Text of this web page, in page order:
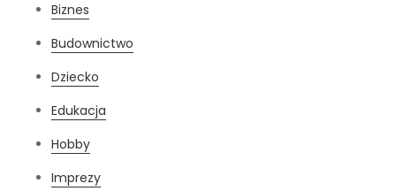
Biznes
Budownictwo
Dziecko
Edukacja
Hobby
Imprezy